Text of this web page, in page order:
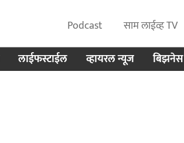
Podcast साम लाईव्ह TV
लाईफस्टाईल व्हायरल न्यूज बिझनेस